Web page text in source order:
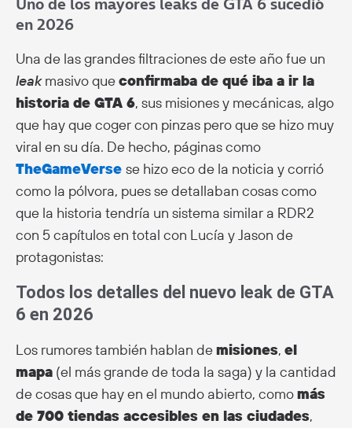
en 2026
Una de las grandes filtraciones de este año fue un
leakmasivo queconfirmaba de qué iba a ir la
historia de GTA 6, sus misiones y mecánicas, algo
que hay que coger con pinzas pero que se hizo muy
viral en su día. De hecho, páginas como
TheGameVerse se hizo eco de la noticia y corrió
como la pólvora, pues se detallaban cosas como
que la historia tendría un sistema similar a RDR2
con 5 capítulos en total con Lucía y Jason de
protagonistas:
Todos los detalles del nuevo leak de GTA
6 en 2026
Los rumores también hablan demisiones, el
mapa (el más grande de toda la saga) y la cantidad
de cosas que hay en el mundo abierto, comomás
de 700 tiendas accesibles en las ciudades,